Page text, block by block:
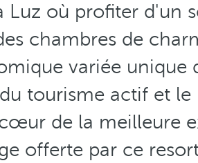
Luz où profiter d'un
chambres de
variée unique
tourisme actif et le
de la meilleure
offerte par ce